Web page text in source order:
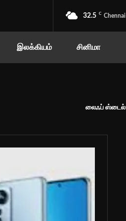
32.5 C Chennai
இலக்கியம் சினிமா
லைஃப் ஸ்டைல்